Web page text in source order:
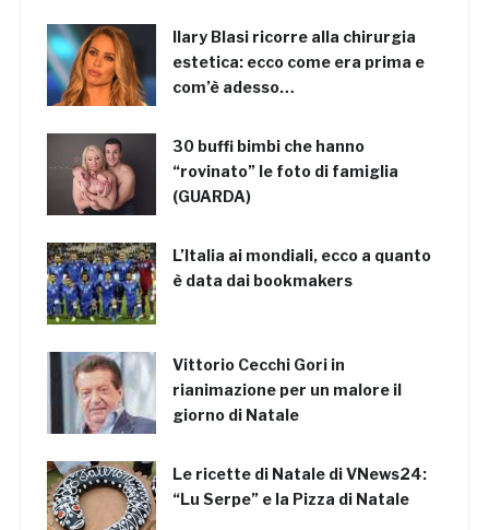
Ilary Blasi ricorre alla chirurgia
estetica: ecco come era prima e
com’è adesso…
30 buffi bimbi che hanno
“rovinato” le foto di famiglia
(GUARDA)
L’Italia ai mondiali, ecco a quanto
è data dai bookmakers
Vittorio Cecchi Gori in
rianimazione per un malore il
giorno di Natale
Le ricette di Natale di VNews24:
“Lu Serpe” e la Pizza di Natale